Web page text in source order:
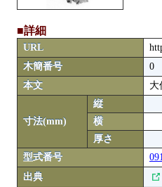
■詳細
URL
木簡番号
0
本文
大
寸法(mm)
縦
横
厚さ
型式番号
出典